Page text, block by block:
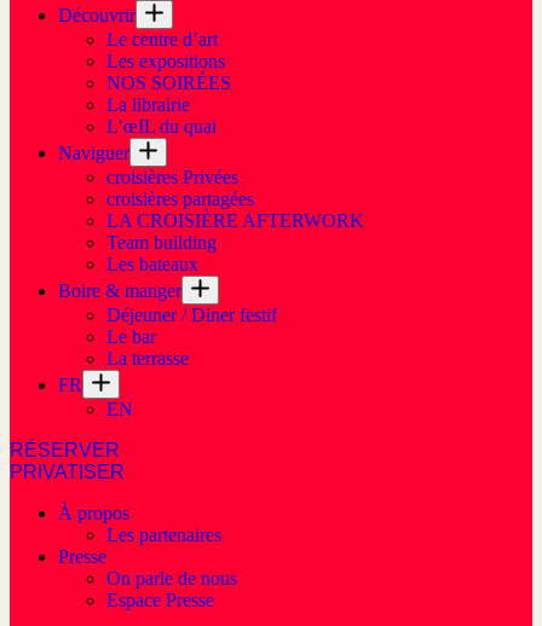
Découvrir
Le centre d’art
Les expositions
NOS SOIRÉES
La librairie
L’œIL du quai
Naviguer
croisières Privées
croisières partagées
LA CROISIÈRE AFTERWORK
Team building
Les bateaux
Boire & manger
Déjeuner / Diner festif
Le bar
La terrasse
FR
EN
RÉSERVER
PRIVATISER
À propos
Les partenaires
Presse
On parle de nous
Espace Presse